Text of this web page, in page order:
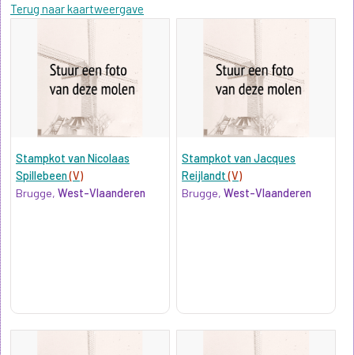
Terug naar kaartweergave
Stampkot van Nicolaas
Spillebeen(V)
Brugge, West-Vlaanderen
Stampkot van Jacques
Reijlandt(V)
Brugge,West-Vlaanderen